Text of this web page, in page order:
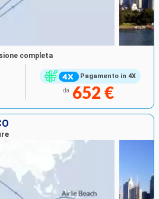
Pagamento in 4X
completa
da 652 €